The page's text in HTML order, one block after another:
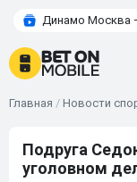
Динамо Москва
Главная / Новости
Подруга
уголовном